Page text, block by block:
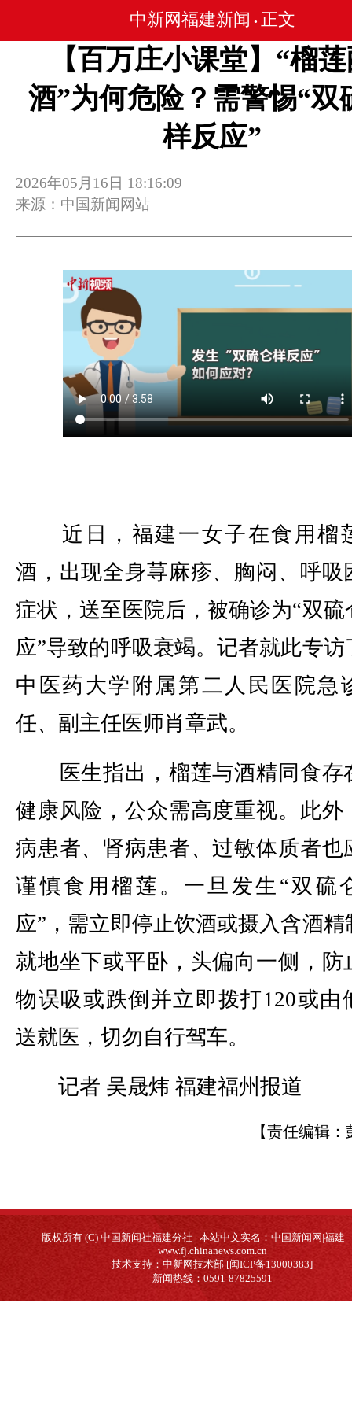
中新网福建新闻 • 正文
【百万庄小课堂】“榴
酒”为何危险？需警惕“双
样反应”
2026年05月16日 18:16:09
来源：中国新闻网站
近日，福建一女子在食用榴
酒，出现全身荨麻疹、胸闷、呼吸
症状，送至医院后，被确诊为“双硫
应”导致的呼吸衰竭。记者就此专访
中医药大学附属第二人民医院急
任、副主任医师肖章武。
医生指出，榴莲与酒精同食存
健康风险，公众需高度重视。此外
病患者、肾病患者、过敏体质者也
谨慎食用榴莲。一旦发生“双硫
应”，需立即停止饮酒或摄入含酒精
就地坐下或平卧，头偏向一侧，防
物误吸或跌倒并立即拨打120或由
送就医，切勿自行驾车。
记者 吴晟炜 福建福州报道
【责任编辑：
版权所有 (C) 中国新闻社福建分社 | 本站中文实名：中国新闻网|福建
www.fj.chinanews.com.cn
技术支持：中新网技术部 [闽ICP备13000383]
新闻热线：0591-87825591